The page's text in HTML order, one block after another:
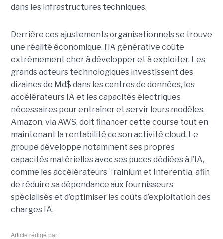
dans les infrastructures techniques.
Derrière ces ajustements organisationnels se trouve
une réalité économique, l’IA générative coûte
extrêmement cher à développer et à exploiter. Les
grands acteurs technologiques investissent des
dizaines de Md$ dans les centres de données, les
accélérateurs IA et les capacités électriques
nécessaires pour entraîner et servir leurs modèles.
Amazon, via AWS, doit financer cette course tout en
maintenant la rentabilité de son activité cloud. Le
groupe développe notamment ses propres
capacités matérielles avec ses puces dédiées à l’IA,
comme les accélérateurs Trainium et Inferentia, afin
de réduire sa dépendance aux fournisseurs
spécialisés et d’optimiser les coûts d’exploitation des
charges IA.
Article rédigé par